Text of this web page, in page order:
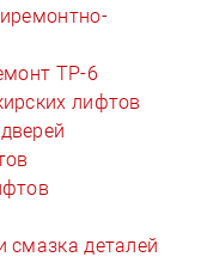
ТР-6
лифтов
деталей